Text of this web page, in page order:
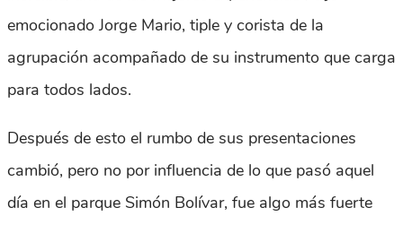
emocionado Jorge Mario, tiple y corista de la
agrupación acompañado de su instrumento que carga
para todos lados.
Después de esto el rumbo de sus presentaciones
cambió, pero no por influencia de lo que pasó aquel
día en el parque Simón Bolívar, fue algo más fuerte